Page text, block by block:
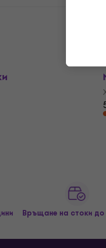
Връщане на стоки до